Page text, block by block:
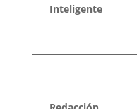
Inteligente